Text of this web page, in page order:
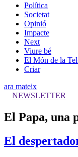
Política
Societat
Opinió
Impacte
Next
Viure bé
El Món de la
Criar
ara mateix
NEWSLETTER
El Papa, una
El